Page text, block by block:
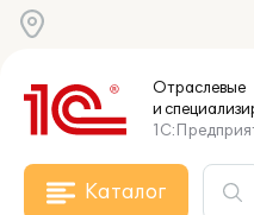
Отраслевые
и
Каталог